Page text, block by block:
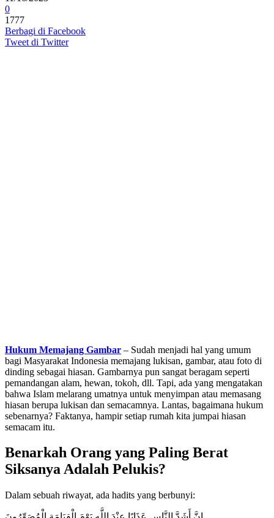
0
1777
Berbagi di Facebook
Tweet di Twitter
Hukum Memajang Gambar – Sudah menjadi hal yang umum
bagi Masyarakat Indonesia memajang lukisan, gambar, atau foto di
dinding sebagai hiasan. Gambarnya pun sangat beragam seperti
pemandangan alam, hewan, tokoh, dll. Tapi, ada yang mengatakan
bahwa Islam melarang umatnya untuk menyimpan atau memasang
hiasan berupa lukisan dan semacamnya. Lantas, bagaimana hukum
sebenarnya? Faktanya, hampir setiap rumah kita jumpai hiasan
semacam itu.
Benarkah Orang yang Paling Berat
Siksanya Adalah Pelukis?
Dalam sebuah riwayat, ada hadits yang berbunyi: